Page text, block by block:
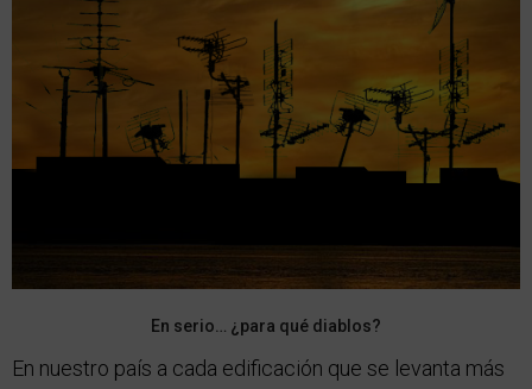
En serio… ¿para qué diablos?
En nuestro país a cada edificación que se levanta más